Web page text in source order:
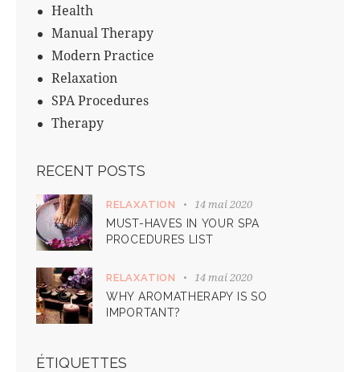
Health
Manual Therapy
Modern Practice
Relaxation
SPA Procedures
Therapy
RECENT POSTS
RELAXATION 14 mai 2020
MUST-HAVES IN YOUR SPA
PROCEDURES LIST
RELAXATION 14 mai 2020
WHY AROMATHERAPY IS SO
IMPORTANT?
ÉTIQUETTES